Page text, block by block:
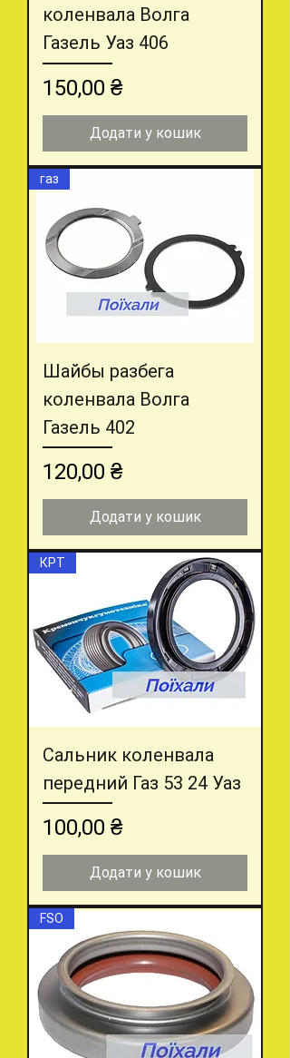
коленвала Волга
Газель Уаз 406
Ціна
150,00 ₴
Додати у кошик
газ
Шайбы разбега
коленвала Волга
Газель 402
Ціна
120,00 ₴
Додати у кошик
КРТ
Сальник коленвала
передний Газ 53 24 Уаз
Ціна
100,00 ₴
Додати у кошик
FSO